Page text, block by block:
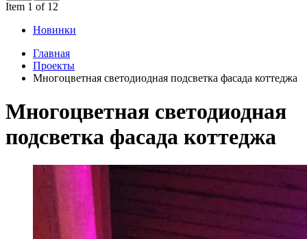
Item 1 of 12
Новинки
Главная
Проекты
Многоцветная светодиодная подсветка фасада коттеджа
Многоцветная светодиодная
подсветка фасада коттеджа